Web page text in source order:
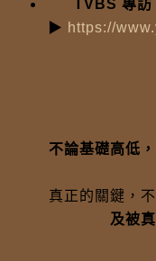
TVBS 專訪
▶ https://
不論基礎高低
真正的關鍵，
及被